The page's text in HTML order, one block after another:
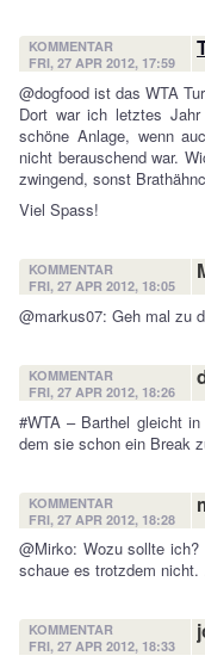
KOMMENTAR
FRI, 27 APR 2012, 17:59
@dogfood ist das WTA
Dort war ich letztes
schöne Anlage, wenn
nicht berauschend war.
zwingend, sonst
Viel Spass!
KOMMENTAR
FRI, 27 APR 2012, 18:05
@markus07: Geh mal zu
KOMMENTAR
FRI, 27 APR 2012, 18:26
#WTA – Barthel gleicht
dem sie schon ein Break
KOMMENTAR
FRI, 27 APR 2012, 18:28
@Mirko: Wozu sollte
schaue es trotzdem
KOMMENTAR
FRI, 27 APR 2012, 18:33